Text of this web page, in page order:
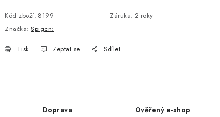
Kód zboží: 8199 Záruka: 2 roky
Značka: Spigen:
Tisk Zeptat se Sdílet
Doprava Ověřený e-shop